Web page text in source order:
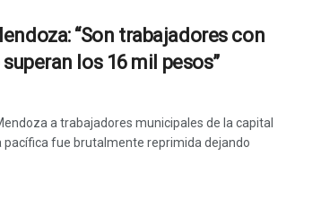
“Son trabajadores con
los 16 mil pesos”
a trabajadores municipales de la capital
pacífica fue brutalmente reprimida dejando